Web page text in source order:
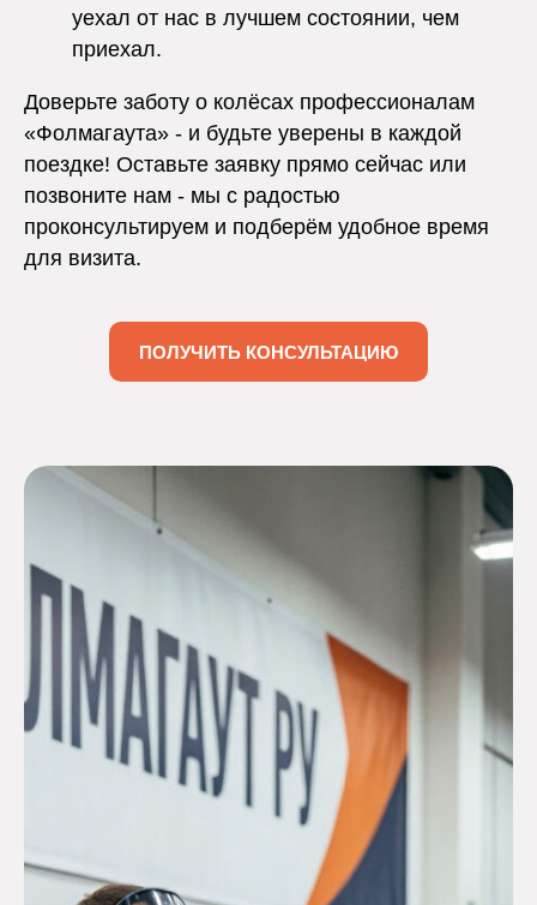
уехал от нас в лучшем состоянии, чем
приехал.
Доверьте заботу о колёсах профессионалам
«Фолмагаута» - и будьте уверены в каждой
поездке! Оставьте заявку прямо сейчас или
позвоните нам - мы с радостью
проконсультируем и подберём удобное время
для визита.
ПОЛУЧИТЬ КОНСУЛЬТАЦИЮ